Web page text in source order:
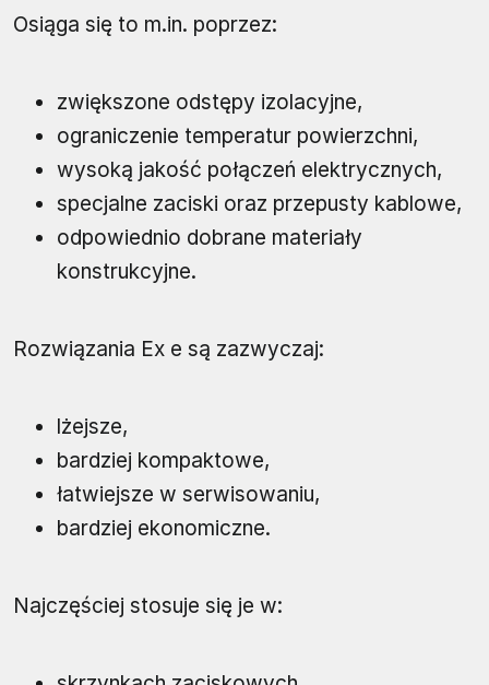
Osiąga się to m.in. poprzez:
zwiększone odstępy izolacyjne,
ograniczenie temperatur powierzchni,
wysoką jakość połączeń elektrycznych,
specjalne zaciski oraz przepusty kablowe,
odpowiednio dobrane materiały
konstrukcyjne.
Rozwiązania Ex e są zazwyczaj:
lżejsze,
bardziej kompaktowe,
łatwiejsze w serwisowaniu,
bardziej ekonomiczne.
Najczęściej stosuje się je w: